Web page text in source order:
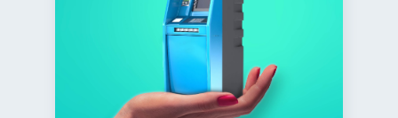
Salud mental 1 Retiro
Finanzas personales 44
Educación financiera
Finanzas para jóvenes 30